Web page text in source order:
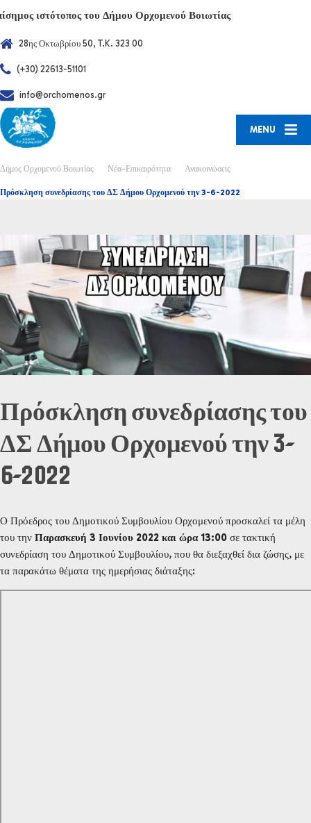
ιστότοπος του Δήμου Ορχομενού Βοιωτίας
28ης Οκτωβρίου 50, T.K. 323 00
(+30) 22613-51101
info@orchomenos.gr
MENU
Δήμος Ορχομενού Βοιωτίας Νέα-Επικαιρότητα Ανακοινώσεις
Πρόσκληση συνεδρίασης του ΔΣ Δήμου Ορχομενού την 3-6-2022
Πρόσκληση συνεδρίασης του
ΔΣ Δήμου Ορχομενού την 3-
6-2022
Ο Πρόεδρος του Δημοτικού Συμβουλίου Ορχομενού προσκαλεί τα μέλη
του την Παρασκευή 3 Ιουνίου 2022 και ώρα 13:00 σε τακτική
συνεδρίαση του Δημοτικού Συμβουλίου, που θα διεξαχθεί δια ζώσης, με
τα παρακάτω θέματα της ημερήσιας διάταξης: